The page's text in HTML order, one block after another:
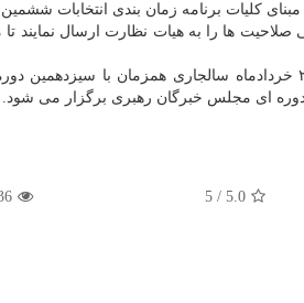
کلیات برنامه زمان بندی انتخابات
صورت جلسه بررسی صلاحیت ها را به هیات نظارت ارسال
ششمین دوره انتخابات شوراهای اسلامی شهر روز جمعه تاریخ ۲۸ خردادماه
ای مجلس خبرگان رهبری برگزار می شود.
5.0
/ 5